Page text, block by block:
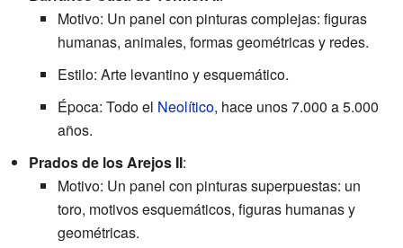
Motivo: Un panel con pinturas complejas: figuras
humanas, animales, formas geométricas y redes.
Estilo: Arte levantino y esquemático.
Época: Todo el Neolítico, hace unos 7.000 a 5.000
años.
Prados de los Arejos II:
Motivo: Un panel con pinturas superpuestas: un
toro, motivos esquemáticos, figuras humanas y
geométricas.